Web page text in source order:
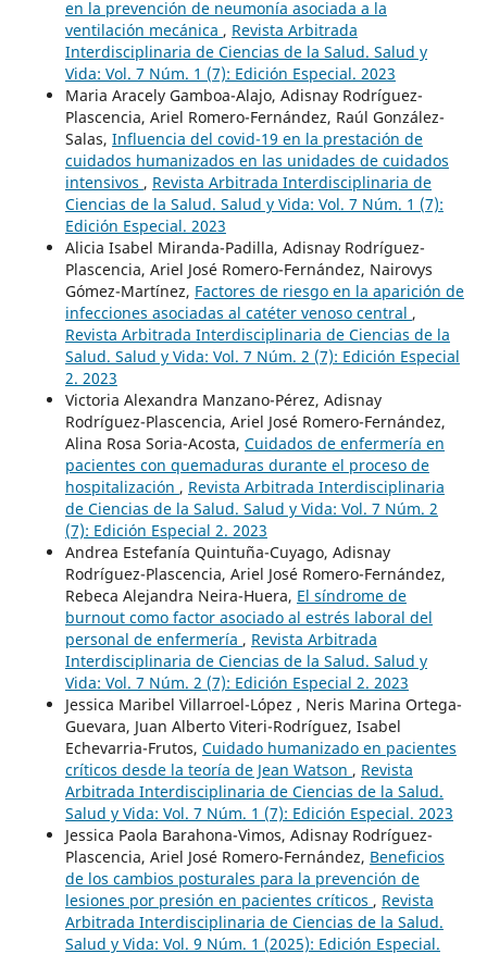
en la prevención de neumonía asociada a la
ventilación mecánica , Revista Arbitrada
Interdisciplinaria de Ciencias de la Salud. Salud y
Vida: Vol. 7 Núm. 1 (7): Edición Especial. 2023
Maria Aracely Gamboa-Alajo, Adisnay Rodríguez-
Plascencia, Ariel Romero-Fernández, Raúl González-
Salas, Influencia del covid-19 en la prestación de
cuidados humanizados en las unidades de cuidados
intensivos , Revista Arbitrada Interdisciplinaria de
Ciencias de la Salud. Salud y Vida: Vol. 7 Núm. 1 (7):
Edición Especial. 2023
Alicia Isabel Miranda-Padilla, Adisnay Rodríguez-
Plascencia, Ariel José Romero-Fernández, Nairovys
Gómez-Martínez, Factores de riesgo en la aparición de
infecciones asociadas al catéter venoso central ,
Revista Arbitrada Interdisciplinaria de Ciencias de la
Salud. Salud y Vida: Vol. 7 Núm. 2 (7): Edición Especial
2. 2023
Victoria Alexandra Manzano-Pérez, Adisnay
Rodríguez-Plascencia, Ariel José Romero-Fernández,
Alina Rosa Soria-Acosta, Cuidados de enfermería en
pacientes con quemaduras durante el proceso de
hospitalización , Revista Arbitrada Interdisciplinaria
de Ciencias de la Salud. Salud y Vida: Vol. 7 Núm. 2
(7): Edición Especial 2. 2023
Andrea Estefanía Quintuña-Cuyago, Adisnay
Rodríguez-Plascencia, Ariel José Romero-Fernández,
Rebeca Alejandra Neira-Huera, El síndrome de
burnout como factor asociado al estrés laboral del
personal de enfermería , Revista Arbitrada
Interdisciplinaria de Ciencias de la Salud. Salud y
Vida: Vol. 7 Núm. 2 (7): Edición Especial 2. 2023
Jessica Maribel Villarroel-López , Neris Marina Ortega-
Guevara, Juan Alberto Viteri-Rodríguez, Isabel
Echevarria-Frutos, Cuidado humanizado en pacientes
críticos desde la teoría de Jean Watson , Revista
Arbitrada Interdisciplinaria de Ciencias de la Salud.
Salud y Vida: Vol. 7 Núm. 1 (7): Edición Especial. 2023
Jessica Paola Barahona-Vimos, Adisnay Rodríguez-
Plascencia, Ariel José Romero-Fernández, Beneficios
de los cambios posturales para la prevención de
lesiones por presión en pacientes críticos , Revista
Arbitrada Interdisciplinaria de Ciencias de la Salud.
Salud y Vida: Vol. 9 Núm. 1 (2025): Edición Especial.